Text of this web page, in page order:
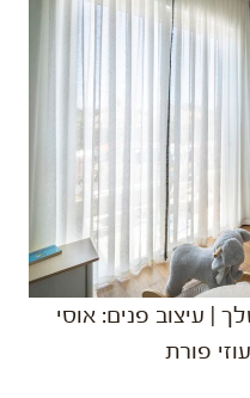
| עיצוב פנים: אוסי
פורת